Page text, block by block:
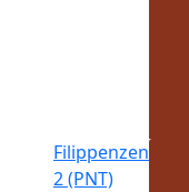
Filippenzen
2 (PNT)